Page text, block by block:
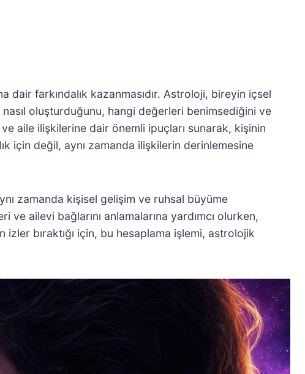
dair farkındalık kazanmasıdır. Astroloji, bireyin içsel
oluşturduğunu, hangi değerleri benimsediğini ve
aile ilişkilerine dair önemli ipuçları sunarak, kişinin
için değil, aynı zamanda ilişkilerin derinlemesine
zamanda kişisel gelişim ve ruhsal büyüme
ailevi bağlarını anlamalarına yardımcı olurken,
bıraktığı için, bu hesaplama işlemi, astrolojik